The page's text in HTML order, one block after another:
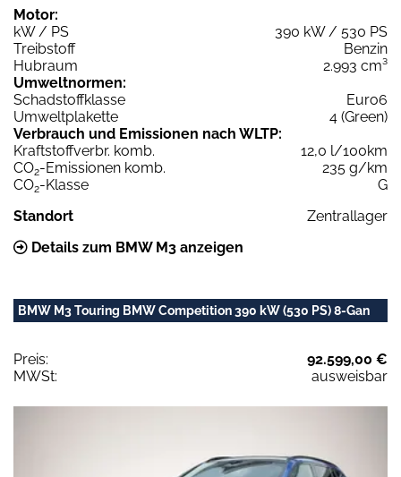
Motor:
kW / PS
390 kW / 530 PS
Treibstoff
Benzin
Hubraum
2.993 cm³
Umweltnormen:
Schadstoffklasse
Euro6
Umweltplakette
4 (Green)
Verbrauch und Emissionen nach WLTP:
Kraftstoffverbr. komb.
12,0 l/100km
CO2-Emissionen komb.
235 g/km
CO2-Klasse
G
Standort
Zentrallager
Details zum BMW M3 anzeigen
BMW M3 Touring BMW Competition 390 kW (530 PS) 8-Gan
Preis:
92.599,00 €
MWSt:
ausweisbar